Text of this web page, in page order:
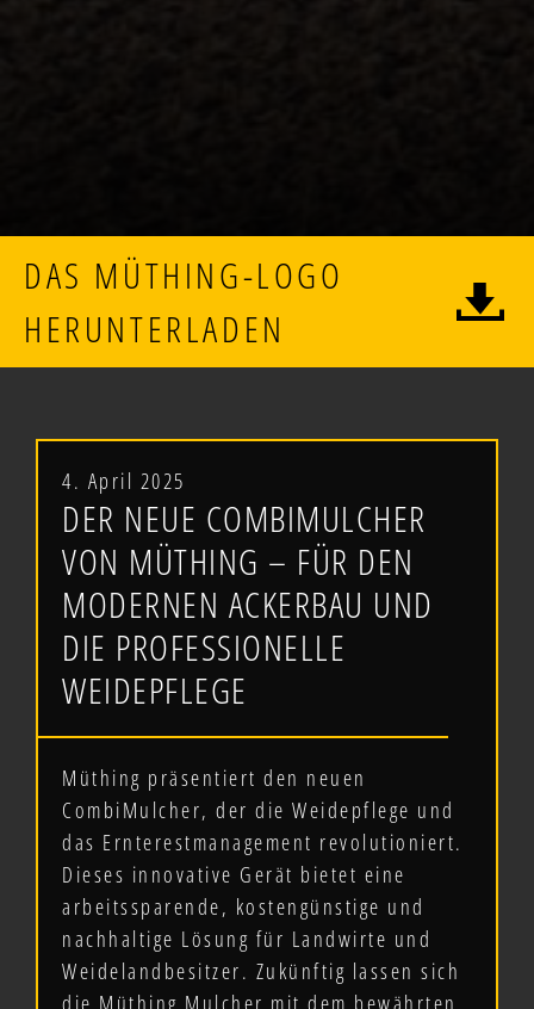
DAS MÜTHING-LOGO
HERUNTERLADEN
4. April 2025
DER NEUE COMBIMULCHER
VON MÜTHING – FÜR DEN
MODERNEN ACKERBAU UND
DIE PROFESSIONELLE
WEIDEPFLEGE
Müthing präsentiert den neuen
CombiMulcher, der die Weidepflege und
das Ernterestmanagement revolutioniert.
Dieses innovative Gerät bietet eine
arbeitssparende, kostengünstige und
nachhaltige Lösung für Landwirte und
Weidelandbesitzer. Zukünftig lassen sich
die Müthing Mulcher mit dem bewährten